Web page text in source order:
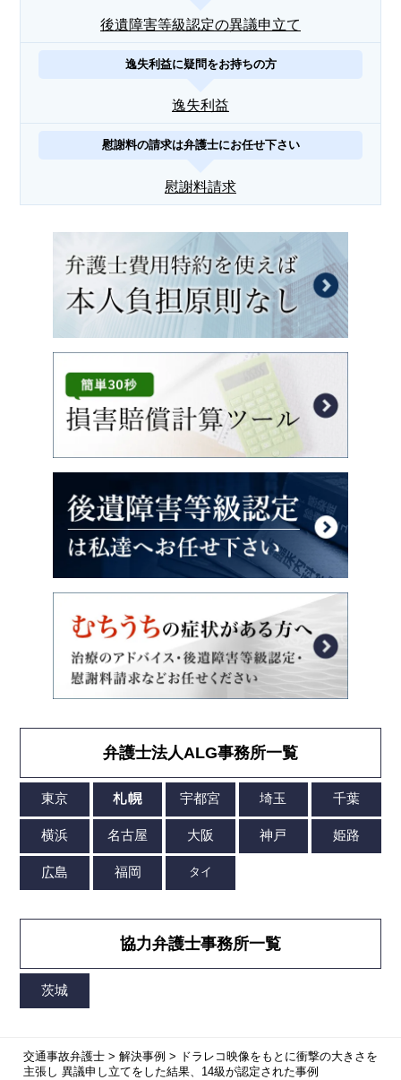
後遺障害等級認定の異議申立て
逸失利益に疑問をお持ちの方
逸失利益
慰謝料の請求は弁護士にお任せ下さい
慰謝料請求
弁護士法人ALG事務所一覧
協力弁護士事務所一覧
交通事故弁護士> 解決事例 > ドラレコ映像をもとに衝撃の大きさを
主張し 異議申し立てをした結果、14級が認定された事例